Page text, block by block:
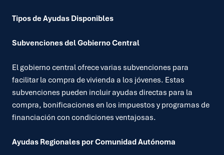
Tipos de Ayudas Disponibles
Subvenciones del Gobierno Central
El gobierno central ofrece varias subvenciones para
facilitar la compra de vivienda a los jóvenes. Estas
subvenciones pueden incluir ayudas directas para la
compra, bonificaciones en los impuestos y programas de
financiación con condiciones ventajosas.
Ayudas Regionales por Comunidad Autónoma